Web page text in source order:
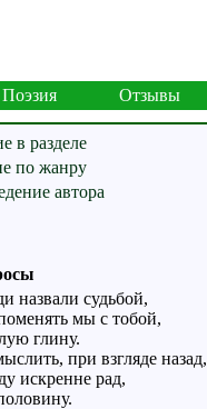
Поэзия Отзывы
назвали судьбой,
мы с тобой,
глину.
при взгляде назад,
искренне рад,